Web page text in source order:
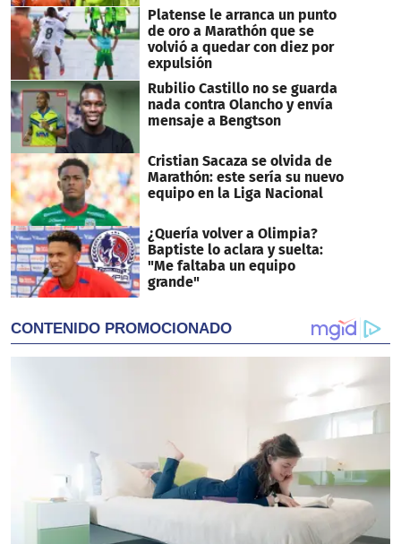
Platense le arranca un punto
de oro a Marathón que se
volvió a quedar con diez por
expulsión
Rubilio Castillo no se guarda
nada contra Olancho y envía
mensaje a Bengtson
Cristian Sacaza se olvida de
Marathón: este sería su nuevo
equipo en la Liga Nacional
¿Quería volver a Olimpia?
Baptiste lo aclara y suelta:
"Me faltaba un equipo
grande"